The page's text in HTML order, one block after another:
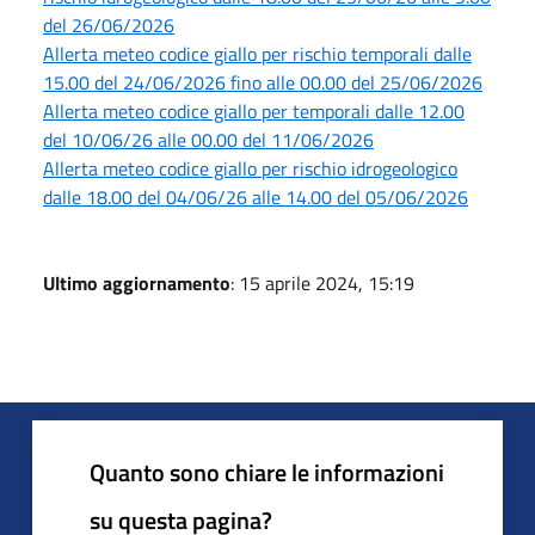
del 26/06/2026
Allerta meteo codice giallo per rischio temporali dalle
15.00 del 24/06/2026 fino alle 00.00 del 25/06/2026
Allerta meteo codice giallo per temporali dalle 12.00
del 10/06/26 alle 00.00 del 11/06/2026
Allerta meteo codice giallo per rischio idrogeologico
dalle 18.00 del 04/06/26 alle 14.00 del 05/06/2026
Ultimo aggiornamento: 15 aprile 2024, 15:19
Quanto sono chiare le informazioni
su questa pagina?